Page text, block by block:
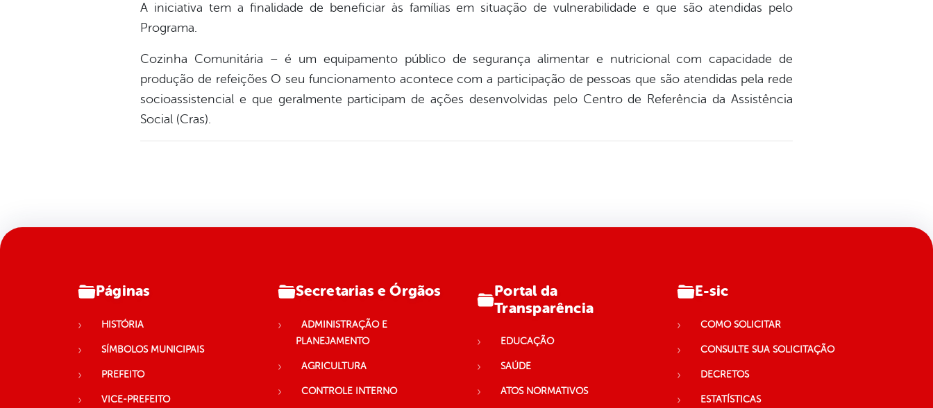
A iniciativa tem a finalidade de beneficiar às famílias em situação de vulnerabilidade e que são atendidas pelo
Programa.
Cozinha Comunitária – é um equipamento público de segurança alimentar e nutricional com capacidade de
produção de refeições O seu funcionamento acontece com a participação de pessoas que são atendidas pela rede
socioassistencial e que geralmente participam de ações desenvolvidas pelo Centro de Referência da Assistência
Social (Cras).
Páginas
HISTÓRIA
SÍMBOLOS MUNICIPAIS
PREFEITO
VICE-PREFEITO
Secretarias e Órgãos
ADMINISTRAÇÃO E
PLANEJAMENTO
AGRICULTURA
CONTROLE INTERNO
Portal da
Transparência
EDUCAÇÃO
SAÚDE
ATOS NORMATIVOS
E-sic
COMO SOLICITAR
CONSULTE SUA SOLICITAÇÃO
DECRETOS
ESTATÍSTICAS